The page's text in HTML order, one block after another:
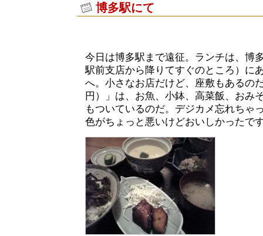
博多駅にて
今日は博多駅まで遠征。ランチは、博
駅前支店から降りてすぐのところ）に
へ。小さなお店だけど、座敷もあるの
円）」は、お魚、小鉢、高菜飯、おみ
もついているのだ。デジカメ忘れちゃ
色がちょっと悪いけどおいしかったで